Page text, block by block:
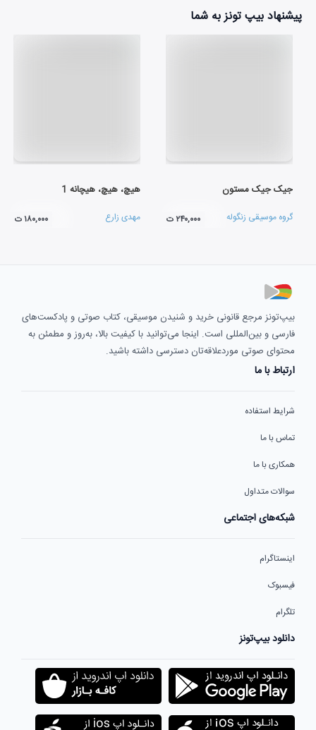
پیشنهاد بیپ تونز به شما
جیک جیک مستون
گروه موسیقی زنگوله ۲۴۰,۰۰۰ ت
هیچ، هیچ، هیچانه 1
مهدی زارع ۱۸۰,۰۰۰ ت
بیپ‌تونز مرجع قانونی خرید و شنیدن موسیقی، کتاب صوتی و پادکست‌های
فارسی و بین‌المللی است. اینجا می‌توانید با کیفیت بالا، به‌روز و مطمئن به
محتوای صوتی موردعلاقه‌تان دسترسی داشته باشید.
ارتباط با ما
شرایط استفاده
تماس با ما
همکاری با ما
سوالات متداول
شبکه‌های اجتماعی
اینستاگرام
فیسبوک
تلگرام
دانلود بیپ‌تونز